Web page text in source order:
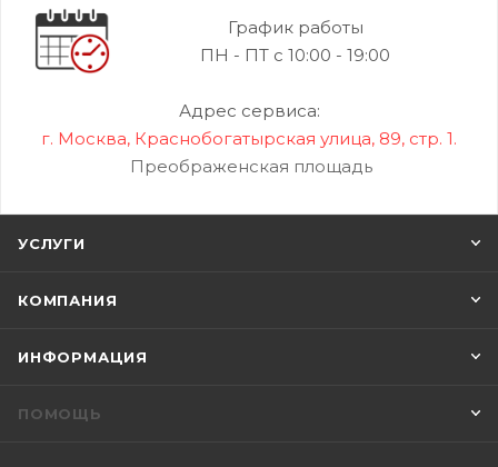
График работы
ПН - ПТ с 10:00 - 19:00
Адрес сервиса:
г. Москва, Краснобогатырская улица, 89, стр. 1.
Преображенская площадь
УСЛУГИ
КОМПАНИЯ
ИНФОРМАЦИЯ
ПОМОЩЬ